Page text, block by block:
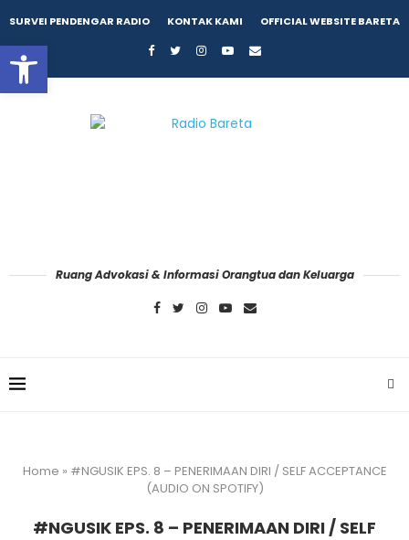
SURVEI PENDENGAR RADIO KONTAK KAMI OFFICIAL WEBSITE BARETA
Ruang Advokasi & Informasi Orangtua dan Keluarga
Home » #NGUSIK EPS. 8 – PENERIMAAN DIRI / SELF ACCEPTANCE
(AUDIO ON SPOTIFY)
#NGUSIK EPS. 8 – PENERIMAAN DIRI / SELF
Open toolbar